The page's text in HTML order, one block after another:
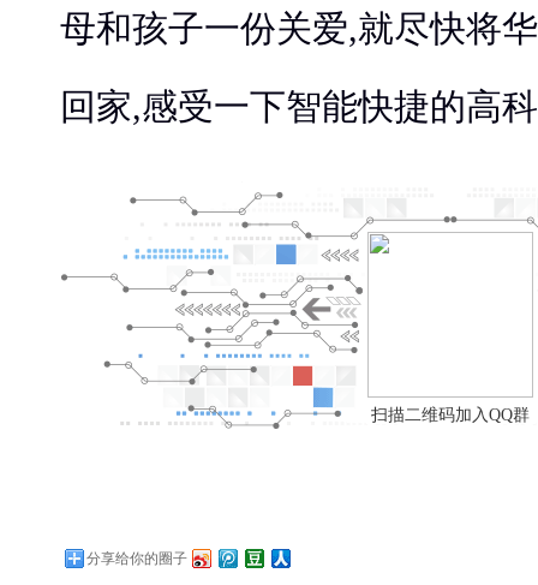
母和孩子一份关爱,就尽快将
回家,感受一下智能快捷的高
扫描二维码加入QQ群
分享给你的圈子